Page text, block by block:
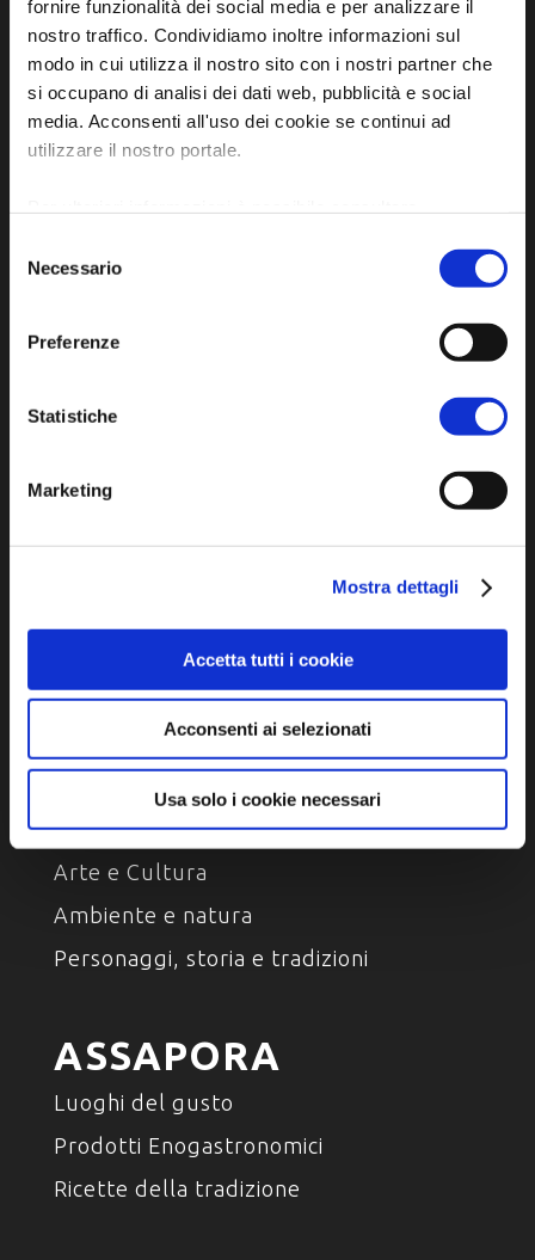
fornire funzionalità dei social media e per analizzare il
nostro traffico. Condividiamo inoltre informazioni sul
modo in cui utilizza il nostro sito con i nostri partner che
si occupano di analisi dei dati web, pubblicità e social
media. Acconsenti all'uso dei cookie se continui ad
utilizzare il nostro portale.
delNecessario
Preferenze
Statistiche
Marketing
Mostra dettagli
Accetta tutti i cookie
Acconsenti ai selezionati
Usa solo i cookie necessari
Sito ufficiale di informazione turistica
dell'Unione dei Comuni della Bassa Romagna
Piazza della Libertà, 13
48012 Bagnacavallo (RA)
turismo@unione.labassaromagna.it
P.E.C. pg.unione.labassaromagna.it@legalmail.it
SCOPRI
Arte e Cultura
Ambiente e natura
Personaggi, storia e tradizioni
ASSAPORA
Luoghi del gusto
Prodotti Enogastronomici
Ricette della tradizione